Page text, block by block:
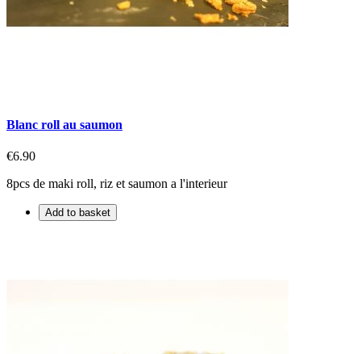
Blanc roll au saumon
€6.90
8pcs de maki roll, riz et saumon a l'interieur
Add to basket